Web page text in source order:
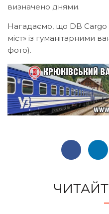
визначено днями.
Нагадаємо, що DB Cargo
міст» із гуманітарними
фото).